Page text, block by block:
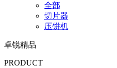
全部
切片器
压饼机
卓锐精品
PRODUCT